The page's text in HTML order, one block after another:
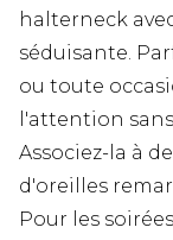
halterneck
séduisante.
ou toute
l'attention
Associez-la à
d'oreilles
Pour les